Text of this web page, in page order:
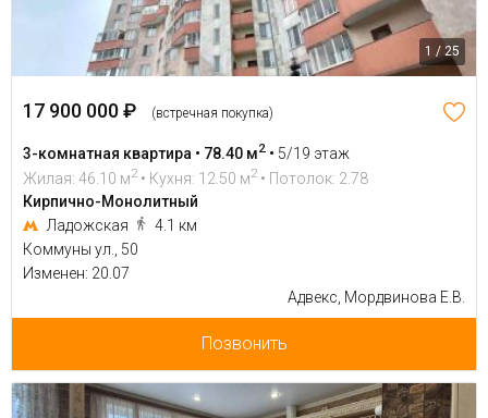
1 / 25
17 900 000 ₽ (встречная покупка)
3-комнатная квартира • 78.40 м2 • 5/19 этаж
Жилая: 46.10 м2 • Кухня: 12.50 м2 • Потолок: 2.78
Кирпично-Монолитный
Ладожская
4.1 км
Коммуны ул., 50
Изменен: 20.07
Адвекс, Мордвинова Е.В.
Позвонить